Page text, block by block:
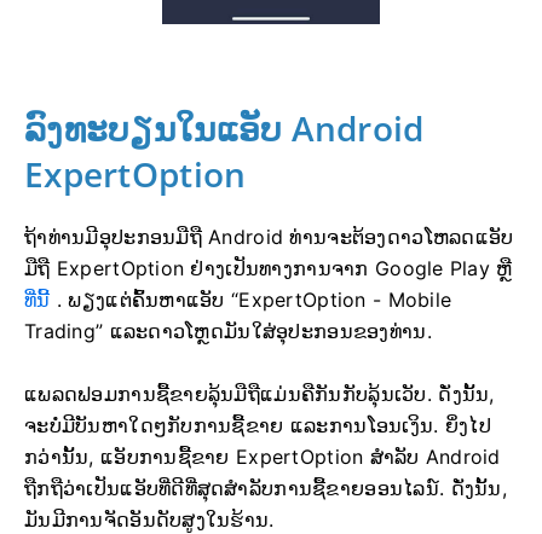
ລົງທະບຽນໃນແອັບ Android
ExpertOption
ຖ້າທ່ານມີອຸປະກອນມືຖື Android ທ່ານຈະຕ້ອງດາວໂຫລດແອັບ
ມືຖື ExpertOption ຢ່າງເປັນທາງການຈາກ Google Play ຫຼື
ທີ່ນີ້ . ພຽງແຕ່ຄົ້ນຫາແອັບ “ExpertOption - Mobile
Trading” ແລະດາວໂຫຼດມັນໃສ່ອຸປະກອນຂອງທ່ານ.
ແພລດຟອມການຊື້ຂາຍລຸ້ນມືຖືແມ່ນຄືກັນກັບລຸ້ນເວັບ. ດັ່ງນັ້ນ,
ຈະບໍ່ມີບັນຫາໃດໆກັບການຊື້ຂາຍ ແລະການໂອນເງິນ. ຍິ່ງໄປ
ກວ່ານັ້ນ, ແອັບການຊື້ຂາຍ ExpertOption ສຳລັບ Android
ຖືກຖືວ່າເປັນແອັບທີ່ດີທີ່ສຸດສຳລັບການຊື້ຂາຍອອນໄລນ໌. ດັ່ງນັ້ນ,
ມັນມີການຈັດອັນດັບສູງໃນຮ້ານ.